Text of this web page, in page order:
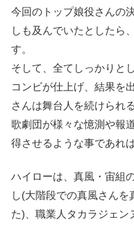
今回のトップ娘役さんの
しも及んでいたとしたら
す。
そして、全てしっかりと
コンビが仕上げ、結果を
さんは舞台人を続けられ
歌劇団が様々な憶測や報
得させるような事であれ
ハイローは、真風・宙組
し(大階段での真風さん
た)、職業人タカラジェン